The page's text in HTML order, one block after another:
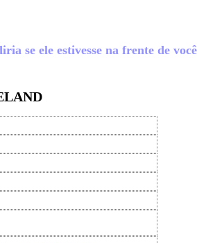
se ele estivesse na frente de